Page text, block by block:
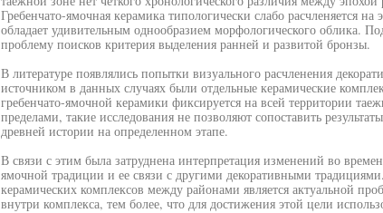
Гребенчато-ямочная керамика типологически слабо расчленяется на
обладает удивительным однообразием морфологического облика.
проблему поисков критерия выделения ранней и развитой бронзы.
В литературе появлялись попытки визуального расчленения
источником в данных случаях были отдельные керамические
гребенчато-ямочной керамики фиксируется на всей территории
пределами, такие исследования не позволяют сопоставить
древней истории на определенном этапе.
В связи с этим была затруднена интерпретация изменений во
ямочной традиции и ее связи с другими декоративными
керамических комплексов между районами является актуальной
внутри комплекса, тем более, что для достижения этой цели